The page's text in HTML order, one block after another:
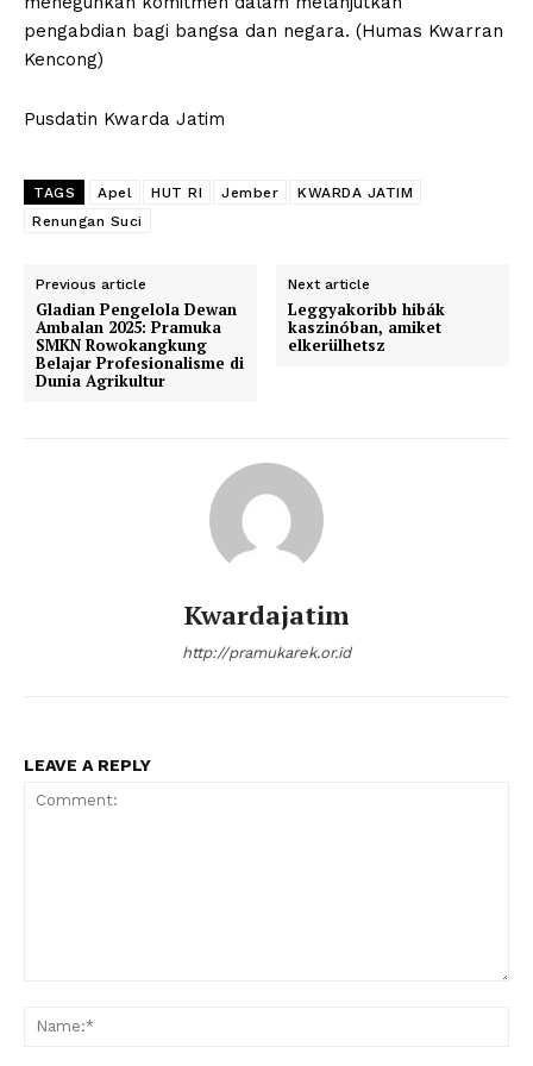
pengabdian bagi bangsa dan negara. (Humas Kwarran
Kencong)
Pusdatin Kwarda Jatim
TAGS Apel HUT RI Jember
KWARDA JATIM
Renungan Suci
Previous article
Gladian Pengelola Dewan
Ambalan 2025: Pramuka
SMKN Rowokangkung
Belajar Profesionalisme di
Dunia Agrikultur
Next article
Leggyakoribb hibák
kaszinóban, amiket
elkerülhetsz
Kwardajatim
http://pramukarek.or.id
LEAVE A REPLY